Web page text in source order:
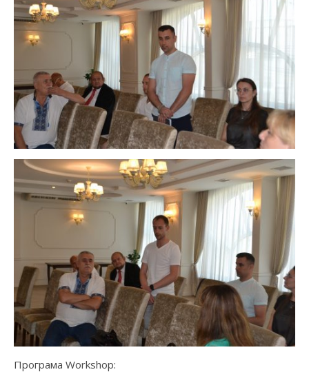
Програма Workshop: